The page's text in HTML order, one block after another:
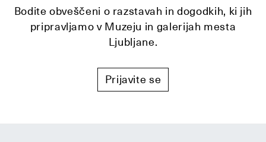
Bodite obveščeni o razstavah in dogodkih, ki jih
pripravljamo v Muzeju in galerijah mesta
Ljubljane.
Prijavite se